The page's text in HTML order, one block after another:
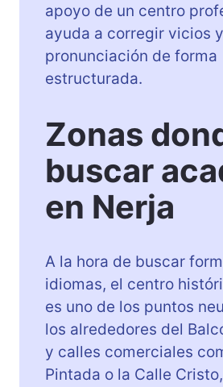
apoyo de un centro
ayuda a corregir vicios
pronunciación de forma
estructurada.
Zonas
buscar
en Nerja
A la hora de buscar
idiomas, el centro
es uno de los puntos
los alrededores del
y calles comerciales
Pintada o la Calle